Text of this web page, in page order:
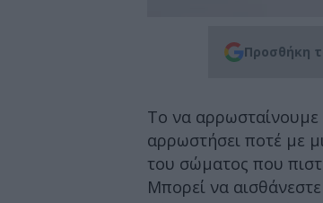
Προσθήκη
Το να αρρωσταίνουμε
αρρωστήσει ποτέ με
του σώματος που
Μπορεί να